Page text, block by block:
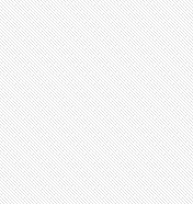
ความงาม
แฟชั่น
สุขภาพ
กีฬา
อาหาร, เครื่องดื่ม
ท่องเที่ยว